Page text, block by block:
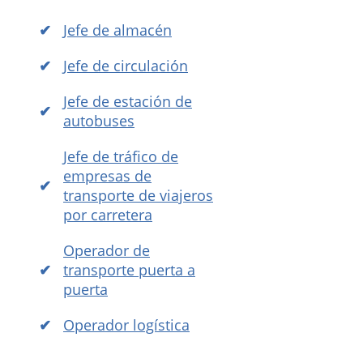
Jefe de almacén
Jefe de circulación
Jefe de estación de
autobuses
Jefe de tráfico de
empresas de
transporte de viajeros
por carretera
Operador de
transporte puerta a
puerta
Operador logística